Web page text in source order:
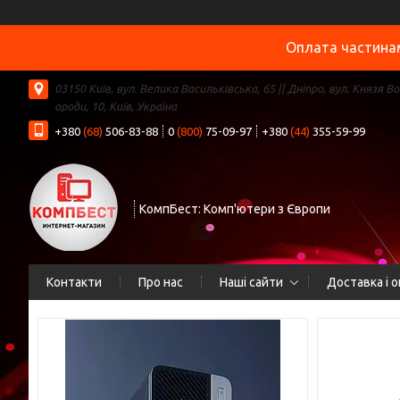
Оплата
03150 Київ, вул. Велика Васильківська, 65 || Дніпро, вул. Князя
ороди, 10, Київ, Україна
+380 (68) 506-83-88 0 (800) 75-09-97 +380 (44) 355-59-99
КомпБест: Комп'ютери з Європи
Контакти Про нас Наші сайти Доставка і